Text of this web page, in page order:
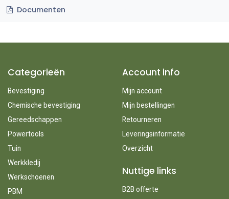
Documenten
Categorieën
Bevestiging
Chemische bevestiging
Gereedschappen
Powertools
Tuin
Werkkledij
Werkschoenen
PBM
Account info
Mijn account
Mijn bestellingen
Retourneren
Leveringsinformatie
Overzicht
Nuttige links
B2B offerte